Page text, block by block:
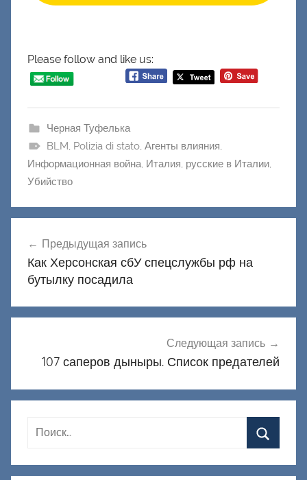
Please follow and like us:
Черная Туфелька
BLM, Polizia di stato, Агенты влияния,
Информационная война, Италия, русские в Италии,
Убийство
по
записям
Предыдущая запись
Как Херсонская сбУ спецслужбы рф на
бутылку посадила
Следующая запись
107 саперов дыныры. Список предателей